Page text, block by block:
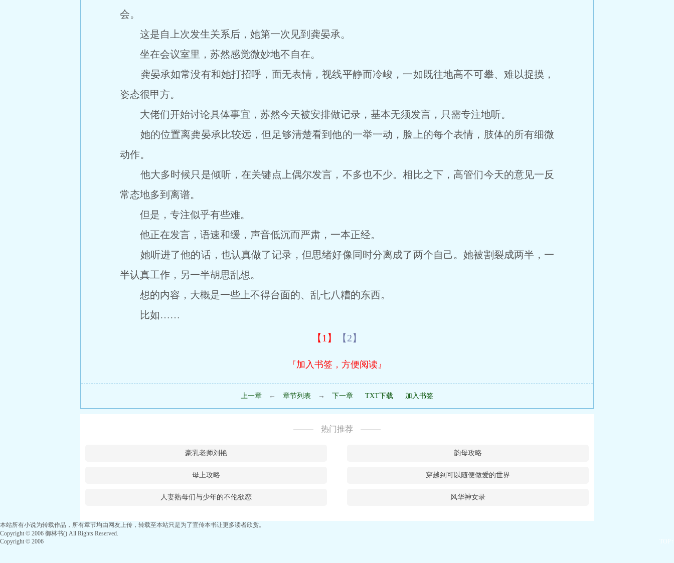
会。
这是自上次发生关系后，她第一次见到龚晏承。
坐在会议室里，苏然感觉微妙地不自在。
龚晏承如常没有和她打招呼，面无表情，视线平静而冷峻，一如既往地高不可攀、难以捉摸，
姿态很甲方。
大佬们开始讨论具体事宜，苏然今天被安排做记录，基本无须发言，只需专注地听。
她的位置离龚晏承比较远，但足够清楚看到他的一举一动，脸上的每个表情，肢体的所有细微
动作。
他大多时候只是倾听，在关键点上偶尔发言，不多也不少。相比之下，高管们今天的意见一反
常态地多到离谱。
但是，专注似乎有些难。
他正在发言，语速和缓，声音低沉而严肃，一本正经。
她听进了他的话，也认真做了记录，但思绪好像同时分离成了两个自己。她被割裂成两半，一
半认真工作，另一半胡思乱想。
想的内容，大概是一些上不得台面的、乱七八糟的东西。
比如……
【1】 【2】
『加入书签，方便阅读』
上一章 ← 章节列表 → 下一章 TXT下载 加入书签
热门推荐
豪乳老师刘艳 韵母攻略
母上攻略 穿越到可以随便做爱的世界
人妻熟母们与少年的不伦欲恋 风华神女录
本站所有小说为转载作品，所有章节均由网友上传，转载至本站只是为了宣传本书让更多读者欣赏。
Copyright © 2006 御林书() All Rights Reserved.
Copyright © 2006